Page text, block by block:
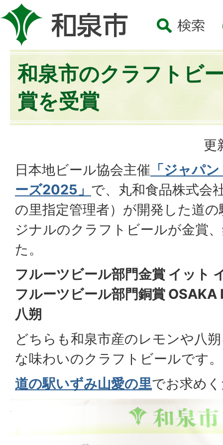
和泉市のクラフトビ
賞を受賞
更
日本地ビール協会主催 「ジャパ
ーズ2025」 で、丸和食品株式会
の里指定管理者）が開発した道
ジナルのクラフトビールが金賞
た。
フルーツビール部門金賞 イット
フルーツビール部門銅賞
八朔
どちらも和泉市産のレモンや八
な味わいのクラフトビールです。
道の駅いずみ山愛の里でお求め